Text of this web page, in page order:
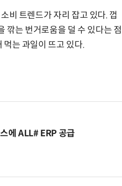
비 트렌드가 자리 잡고 있다. 껍
깎는 번거로움을 덜 수 있다는 점
는 과일이 뜨고 있다.
에 ALL# ERP 공급